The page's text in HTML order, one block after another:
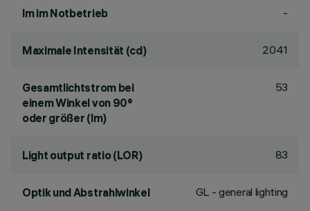
lm im Notbetrieb -
Maximale Intensität (cd) 2041
Gesamtlichtstrom bei
einem Winkel von 90°
oder größer (lm)
53
Light output ratio (LOR) 83
Optik und Abstrahlwinkel GL - general lighting